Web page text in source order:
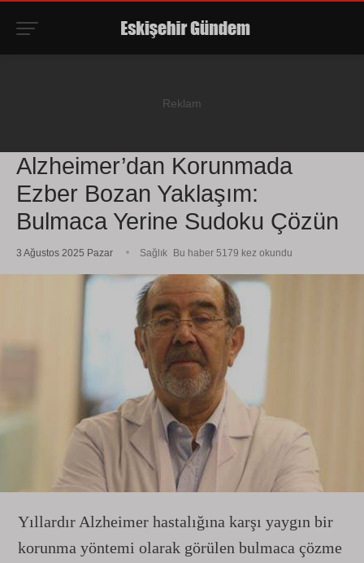
Alzheimer’dan Korunmada
Ezber Bozan Yaklaşım:
Bulmaca Yerine Sudoku Çözün
3 Ağustos 2025 Pazar Sağlık Bu haber 5179 kez okundu
Yıllardır Alzheimer hastalığına karşı yaygın bir
korunma yöntemi olarak görülen bulmaca çözme